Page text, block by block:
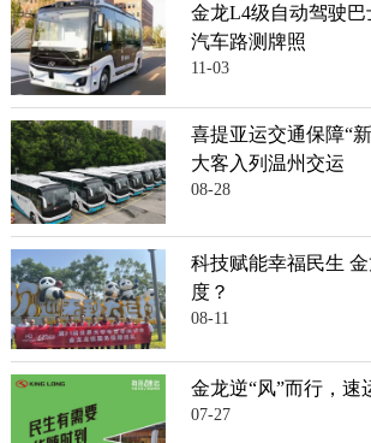
金龙L4级自动驾驶
汽车路测牌照
11-03
喜提亚运交通保障“
大客入列温州交运
08-28
科技赋能幸福民生
度？
08-11
金龙逆“风”而行，速
07-27